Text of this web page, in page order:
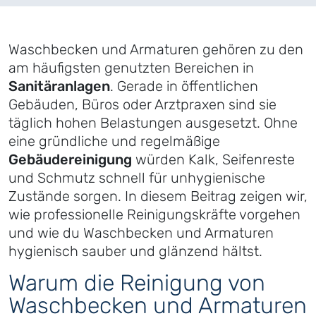
Waschbecken und Armaturen gehören zu den
am häufigsten genutzten Bereichen in
Sanitäranlagen. Gerade in öffentlichen
Gebäuden, Büros oder Arztpraxen sind sie
täglich hohen Belastungen ausgesetzt. Ohne
eine gründliche und regelmäßige
Gebäudereinigung würden Kalk, Seifenreste
und Schmutz schnell für unhygienische
Zustände sorgen. In diesem Beitrag zeigen wir,
wie professionelle Reinigungskräfte vorgehen
und wie du Waschbecken und Armaturen
hygienisch sauber und glänzend hältst.
Warum die Reinigung von
Waschbecken und Armaturen